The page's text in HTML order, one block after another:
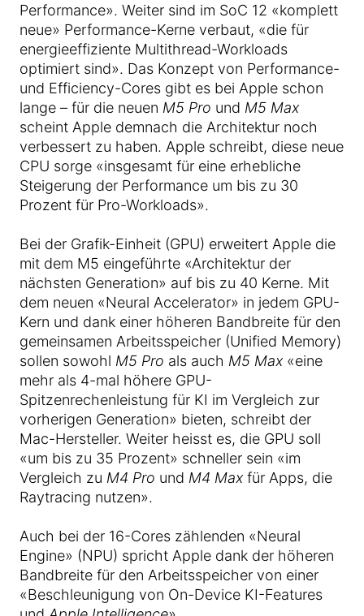
Performance». Weiter sind im SoC 12 «komplett
neue» Performance-Kerne verbaut, «die für
energieeffiziente Multithread-Workloads
optimiert sind». Das Konzept von Performance-
und Efficiency-Cores gibt es bei Apple schon
lange – für die neuen M5 Pro und M5 Max
scheint Apple demnach die Architektur noch
verbessert zu haben. Apple schreibt, diese neue
CPU sorge «insgesamt für eine erhebliche
Steigerung der Performance um bis zu 30
Prozent für Pro-Workloads».
Bei der Grafik-Einheit (GPU) erweitert Apple die
mit dem M5 eingeführte «Architektur der
nächsten Generation» auf bis zu 40 Kerne. Mit
dem neuen «Neural Accelerator» in jedem GPU-
Kern und dank einer höheren Bandbreite für den
gemeinsamen Arbeitsspeicher (Unified Memory)
sollen sowohl M5 Pro als auch M5 Max«eine
mehr als 4-mal höhere GPU-
Spitzenrechenleistung für KI im Vergleich zur
vorherigen Generation» bieten, schreibt der
Mac-Hersteller. Weiter heisst es, die GPU soll
«um bis zu 35 Prozent» schneller sein «im
Vergleich zu M4 Pro und M4 Maxfür Apps, die
Raytracing nutzen».
Auch bei der 16-Cores zählenden «Neural
Engine» (NPU) spricht Apple dank der höheren
Bandbreite für den Arbeitsspeicher von einer
«Beschleunigung von On-Device KI-Features